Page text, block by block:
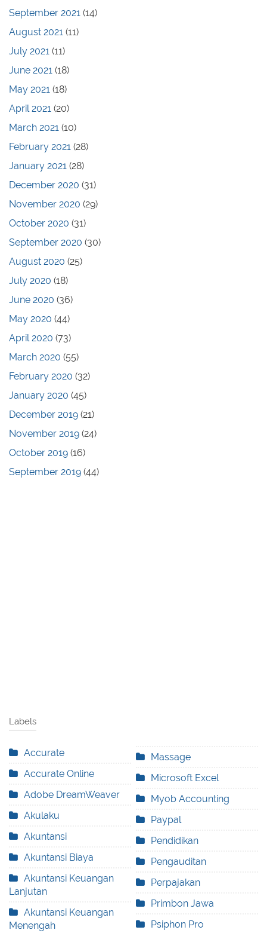
September 2021 (14)
August 2021 (11)
July 2021 (11)
June 2021 (18)
May 2021 (18)
April 2021 (20)
March 2021 (10)
February 2021 (28)
January 2021 (28)
December 2020 (31)
November 2020 (29)
October 2020 (31)
September 2020 (30)
August 2020 (25)
July 2020 (18)
June 2020 (36)
May 2020 (44)
April 2020 (73)
March 2020 (55)
February 2020 (32)
January 2020 (45)
December 2019 (21)
November 2019 (24)
October 2019 (16)
September 2019 (44)
Labels
Accurate
Accurate Online
Adobe DreamWeaver
Akulaku
Akuntansi
Akuntansi Biaya
Akuntansi Keuangan
Lanjutan
Akuntansi Keuangan
Menengah
Massage
Microsoft Excel
Myob Accounting
Paypal
Pendidikan
Pengauditan
Perpajakan
Primbon Jawa
Psiphon Pro